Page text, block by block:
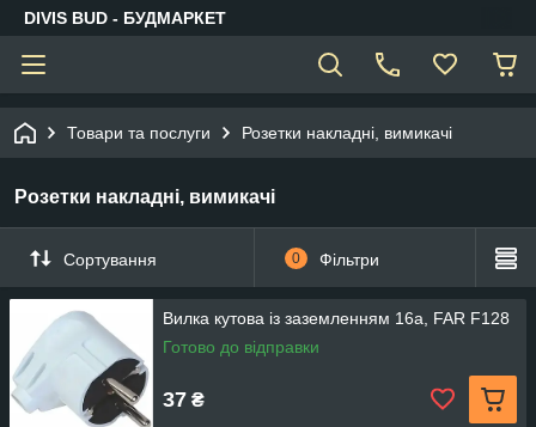
DIVIS BUD - БУДМАРКЕТ
Товари та послуги Розетки накладні, вимикачі
Розетки накладні, вимикачі
Сортування 0 Фільтри
Вилка кутова із заземленням 16а, FAR F128
Готово до відправки
37 ₴